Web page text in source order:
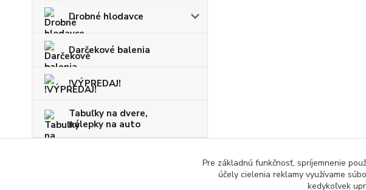
Drobné hlodavce
Darčekové balenia
!VÝPREDAJ!
Tabuľky na dvere,
nálepky na auto
Pre základnú funkčnosť, spríjemnenie
účely cielenia reklamy využívame
kedykoľvek